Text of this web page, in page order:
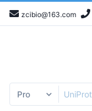
zcibio@163.com